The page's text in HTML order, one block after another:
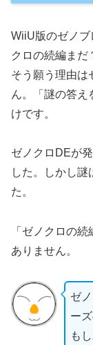
WiiU版のゼノブ
クロの続編まだ
そう願う理由は
ん。「謎の答え
けです。
ゼノクロDEが
した。しかし謎
た。
「ゼノクロの
ありません。
ゼ
ー
も